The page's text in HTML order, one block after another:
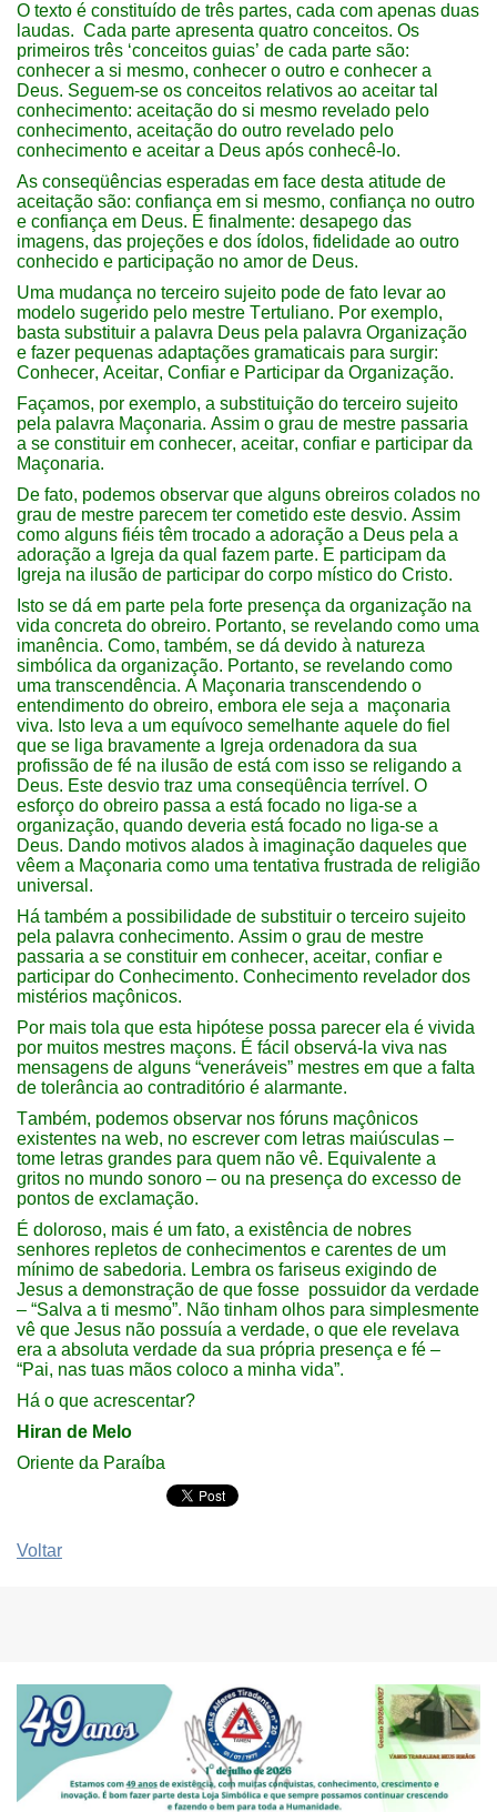
O texto é constituído de três partes, cada com apenas duas
laudas. Cada parte apresenta quatro conceitos. Os
primeiros três ‘conceitos guias’ de cada parte são:
conhecer a si mesmo, conhecer o outro e conhecer a
Deus. Seguem-se os conceitos relativos ao aceitar tal
conhecimento: aceitação do si mesmo revelado pelo
conhecimento, aceitação do outro revelado pelo
conhecimento e aceitar a Deus após conhecê-lo.
As conseqüências esperadas em face desta atitude de
aceitação são: confiança em si mesmo, confiança no outro
e confiança em Deus. E finalmente: desapego das
imagens, das projeções e dos ídolos, fidelidade ao outro
conhecido e participação no amor de Deus.
Uma mudança no terceiro sujeito pode de fato levar ao
modelo sugerido pelo mestre Tertuliano. Por exemplo,
basta substituir a palavra Deus pela palavra Organização
e fazer pequenas adaptações gramaticais para surgir:
Conhecer, Aceitar, Confiar e Participar da Organização.
Façamos, por exemplo, a substituição do terceiro sujeito
pela palavra Maçonaria. Assim o grau de mestre passaria
a se constituir em conhecer, aceitar, confiar e participar da
Maçonaria.
De fato, podemos observar que alguns obreiros colados no
grau de mestre parecem ter cometido este desvio. Assim
como alguns fiéis têm trocado a adoração a Deus pela a
adoração a Igreja da qual fazem parte. E participam da
Igreja na ilusão de participar do corpo místico do Cristo.
Isto se dá em parte pela forte presença da organização na
vida concreta do obreiro. Portanto, se revelando como uma
imanência. Como, também, se dá devido à natureza
simbólica da organização. Portanto, se revelando como
uma transcendência. A Maçonaria transcendendo o
entendimento do obreiro, embora ele seja a maçonaria
viva. Isto leva a um equívoco semelhante aquele do fiel
que se liga bravamente a Igreja ordenadora da sua
profissão de fé na ilusão de está com isso se religando a
Deus. Este desvio traz uma conseqüência terrível. O
esforço do obreiro passa a está focado no liga-se a
organização, quando deveria está focado no liga-se a
Deus. Dando motivos alados à imaginação daqueles que
vêem a Maçonaria como uma tentativa frustrada de religião
universal.
Há também a possibilidade de substituir o terceiro sujeito
pela palavra conhecimento. Assim o grau de mestre
passaria a se constituir em conhecer, aceitar, confiar e
participar do Conhecimento. Conhecimento revelador dos
mistérios maçônicos.
Por mais tola que esta hipótese possa parecer ela é vivida
por muitos mestres maçons. É fácil observá-la viva nas
mensagens de alguns “veneráveis” mestres em que a falta
de tolerância ao contraditório é alarmante.
Também, podemos observar nos fóruns maçônicos
existentes na web, no escrever com letras maiúsculas –
tome letras grandes para quem não vê. Equivalente a
gritos no mundo sonoro – ou na presença do excesso de
pontos de exclamação.
É doloroso, mais é um fato, a existência de nobres
senhores repletos de conhecimentos e carentes de um
mínimo de sabedoria. Lembra os fariseus exigindo de
Jesus a demonstração de que fosse possuidor da verdade
– “Salva a ti mesmo”. Não tinham olhos para simplesmente
vê que Jesus não possuía a verdade, o que ele revelava
era a absoluta verdade da sua própria presença e fé –
“Pai, nas tuas mãos coloco a minha vida”.
Há o que acrescentar?
Hiran de Melo
Oriente da Paraíba
Voltar